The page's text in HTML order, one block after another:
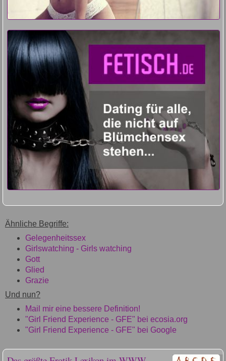
Ähnliche Begriffe:
Gelegenheitssex
Girlswatching - Girls watching
Gott
Glied
Grazie
Und nun?
Mail mir eine bessere Definition!
"Girl Friend Experience - GFE" bei ecosia.org
"Girl Friend Experience - GFE" bei Google